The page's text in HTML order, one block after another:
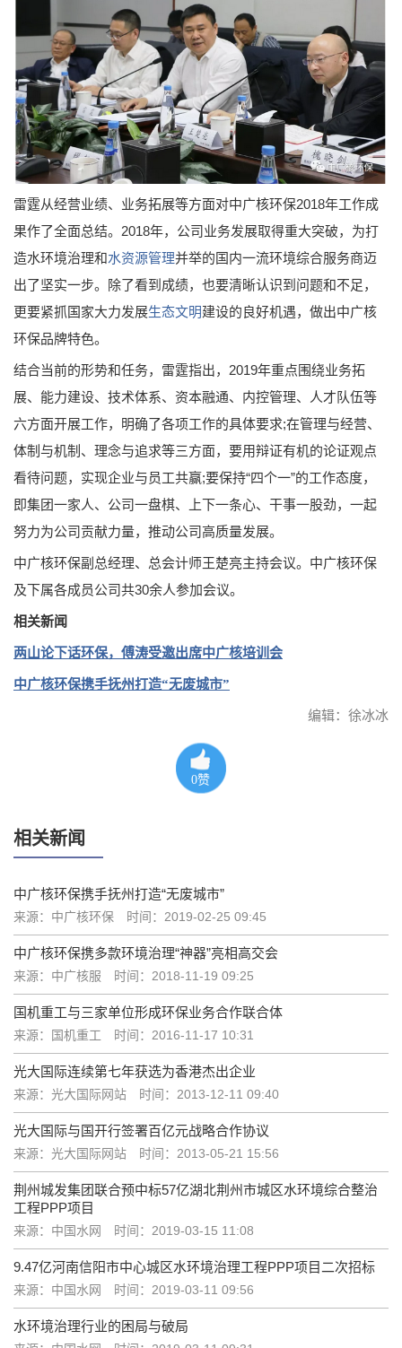
雷霆从经营业绩、业务拓展等方面对中广核环保2018年工作成
果作了全面总结。2018年，公司业务发展取得重大突破，为打
造水环境治理和水资源管理并举的国内一流环境综合服务商迈
出了坚实一步。除了看到成绩，也要清晰认识到问题和不足，
更要紧抓国家大力发展生态文明建设的良好机遇，做出中广核
环保品牌特色。
结合当前的形势和任务，雷霆指出，2019年重点围绕业务拓
展、能力建设、技术体系、资本融通、内控管理、人才队伍等
六方面开展工作，明确了各项工作的具体要求;在管理与经营、
体制与机制、理念与追求等三方面，要用辩证有机的论证观点
看待问题，实现企业与员工共赢;要保持“四个一”的工作态度，
即集团一家人、公司一盘棋、上下一条心、干事一股劲，一起
努力为公司贡献力量，推动公司高质量发展。
中广核环保副总经理、总会计师王楚亮主持会议。中广核环保
及下属各成员公司共30余人参加会议。
相关新闻
两山论下话环保，傅涛受邀出席中广核培训会
中广核环保携手抚州打造“无废城市”
编辑：徐冰冰
0赞
相关新闻
中广核环保携手抚州打造“无废城市”
来源：中广核环保 时间：2019-02-25 09:45
中广核环保携多款环境治理“神器”亮相高交会
来源：中广核服 时间：2018-11-19 09:25
国机重工与三家单位形成环保业务合作联合体
来源：国机重工 时间：2016-11-17 10:31
光大国际连续第七年获选为香港杰出企业
来源：光大国际网站 时间：2013-12-11 09:40
光大国际与国开行签署百亿元战略合作协议
来源：光大国际网站 时间：2013-05-21 15:56
荆州城发集团联合预中标57亿湖北荆州市城区水环境综合整治
工程PPP项目
来源：中国水网 时间：2019-03-15 11:08
9.47亿河南信阳市中心城区水环境治理工程PPP项目二次招标
来源：中国水网 时间：2019-03-11 09:56
水环境治理行业的困局与破局